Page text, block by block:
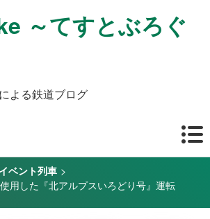
～てすとぶろぐ
よる鉄道ブログ
イベント列車 >
用した『北アルプスいろどり号』運転